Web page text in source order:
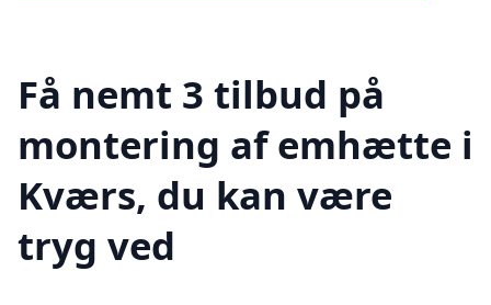
Få nemt 3 tilbud på
montering af emhætte i
Kværs, du kan være
tryg ved